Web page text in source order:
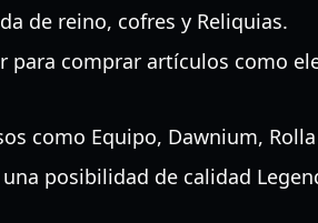
de reino, cofres y Reliquias.
para comprar artículos como
como Equipo, Dawnium,
posibilidad de calidad